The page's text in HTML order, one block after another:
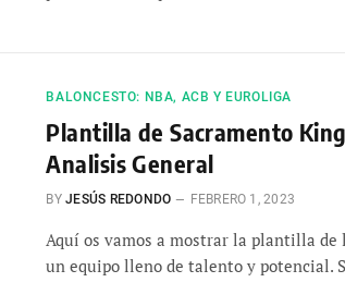
BALONCESTO: NBA, ACB Y EUROLIGA
Plantilla de Sacramento
Analisis General
BY JESÚS REDONDO FEBRERO 1, 2023
Aquí os vamos a mostrar la plantilla de
un equipo lleno de talento y potencial.